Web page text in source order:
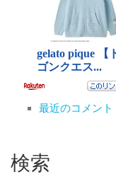
最近のコメント
検索